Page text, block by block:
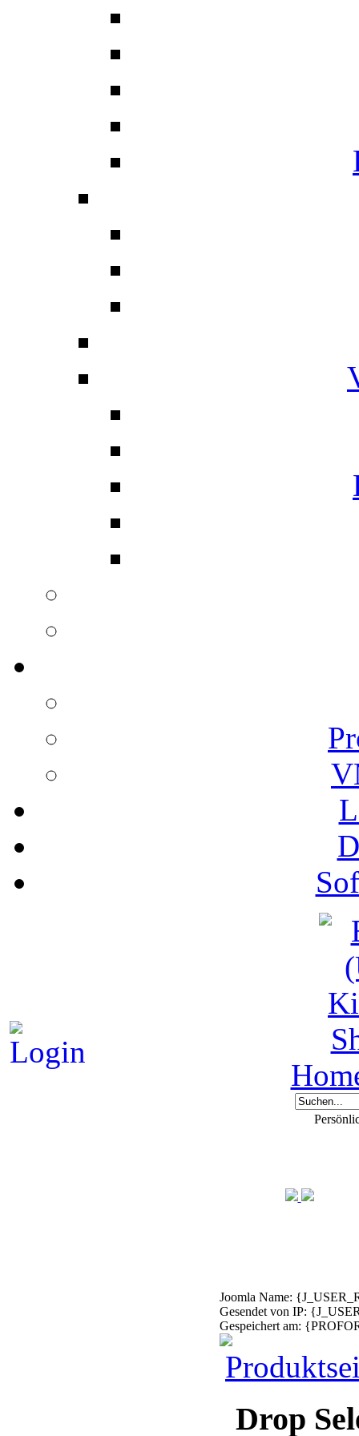
Joomla Name:
Gesendet von IP:
Gespeichert am:
Drop